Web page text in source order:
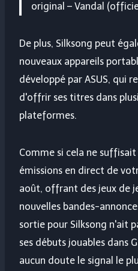
original – Vandal
De plus, Silksong peut
nouveaux appareils
développé par ASUS, qui
d'offrir ses titres dans
plateformes.
Comme si cela ne
émissions en direct de
août, offrant des jeux de
nouvelles bandes-
sortie pour Silksong n'ait
ses débuts jouables dans
aucun doute le signal le